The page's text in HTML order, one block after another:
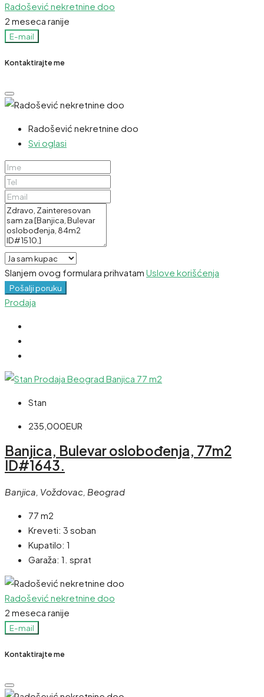
Radošević nekretnine doo
2 meseca ranije
E-mail
Kontaktirajte me
Radošević nekretnine doo
Svi oglasi
Slanjem ovog formulara prihvatam Uslove korišćenja
Pošalji poruku
Prodaja
Stan
235,000EUR
Banjica, Bulevar oslobođenja, 77m2
ID#1643.
Banjica, Voždovac, Beograd
77 m2
Kreveti: 3 soban
Kupatilo: 1
Garaža: 1. sprat
Radošević nekretnine doo
2 meseca ranije
E-mail
Kontaktirajte me